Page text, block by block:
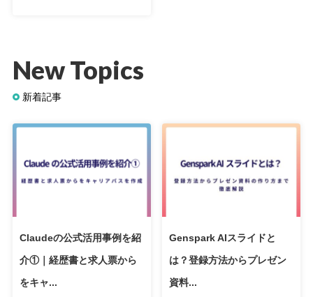
New Topics
新着記事
Claudeの公式活用事例を紹
介①｜経歴書と求人票から
をキャ...
Genspark AIスライドと
は？登録方法からプレゼン
資料...